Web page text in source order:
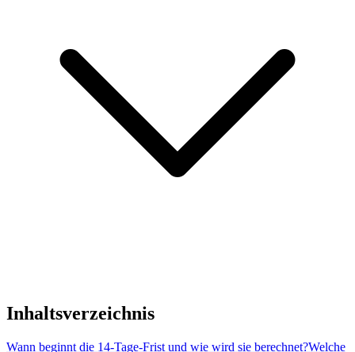
Inhaltsverzeichnis
Wann beginnt die 14-Tage-Frist und wie wird sie berechnet?Welche